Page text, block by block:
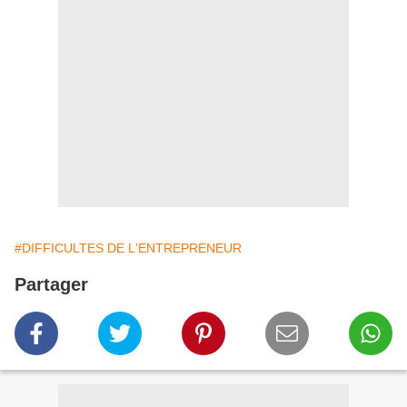
#DIFFICULTES DE L'ENTREPRENEUR
Partager